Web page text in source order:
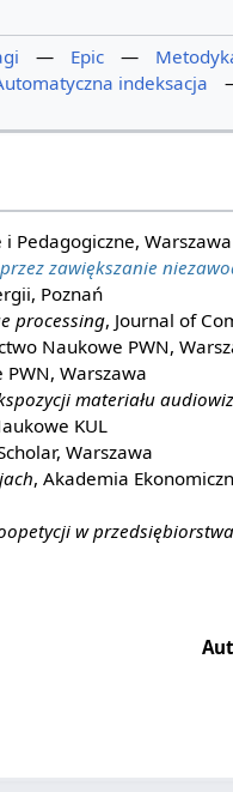
— Epic —
indeksacja
Pedagogiczne, Warszawa
zawiększanie
Poznań
processing, Journal of
Naukowe PWN,
Warszawa
materiału
KUL
Warszawa
, Akademia
w